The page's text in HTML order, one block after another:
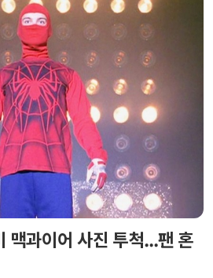
맥과이어 사진 투척...팬 혼